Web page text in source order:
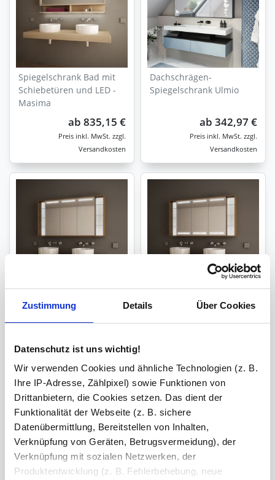
Zustimmung Details Über Cookies
Datenschutz ist uns wichtig!
Wir verwenden Cookies und ähnliche Technologien (z. B.
Ihre IP-Adresse, Zählpixel) sowie Funktionen von
Drittanbietern, die Cookies setzen. Das dient der
Funktionalität der Webseite (z. B. sichere
Datenübermittlung, Bereitstellen von Inhalten,
Verknüpfung von Geräten, Betrugsvermeidung), der
Verknüpfung mit sozialen Netzwerken, der
Produktentwicklung (z. B. Fehlerbehebung, neue
Spiegelschrank Bad mit
Schiebetüren und LED -
Masima
ab 835,15 €
zzgl.
Versandkosten
Dachschrägen-
Spiegelschrank Ulmio
ab 342,97 €
zzgl.
Versandkosten
Spiegelschrank Bad -
ab601,36 €
Versandkosten
Spiegelschrank rundum
Versandkosten